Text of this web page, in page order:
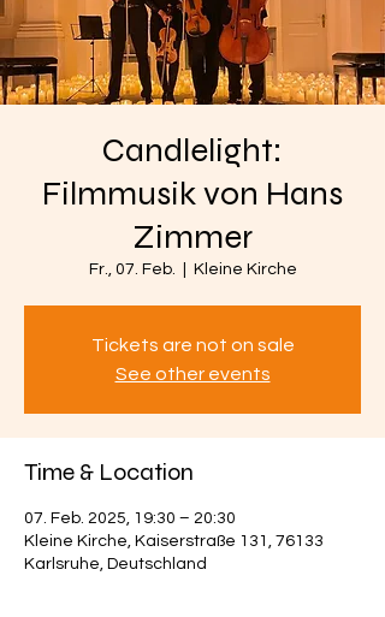
Candlelight:
Filmmusik von Hans
Zimmer
Fr., 07. Feb. Kleine Kirche
Tickets are not on sale
See other events
Time & Location
07. Feb. 2025, 19:30 – 20:30
Kleine Kirche, Kaiserstraße 131, 76133
Karlsruhe, Deutschland